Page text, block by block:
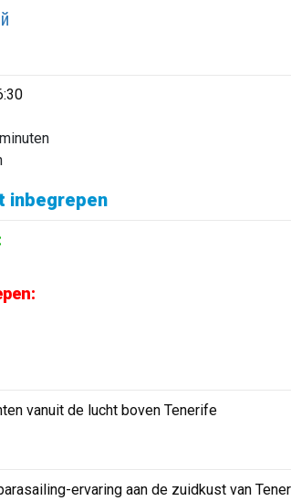
inbegrepen
vanuit de lucht boven Tenerife
ervaring aan de zuidkust van